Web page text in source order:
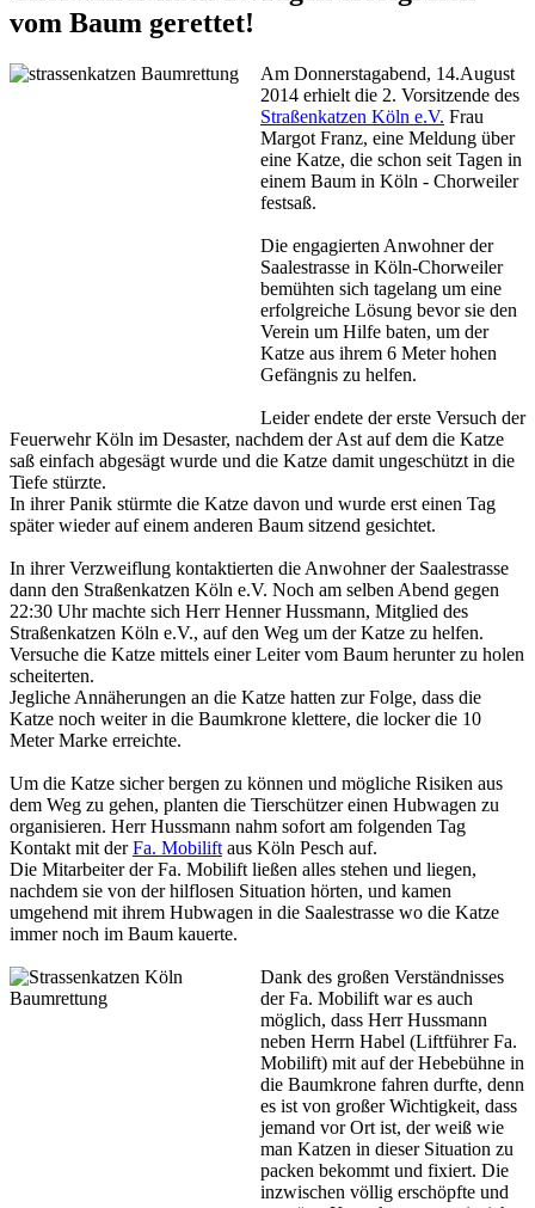
vom Baum gerettet!
Am Donnerstagabend, 14.August
2014 erhielt die 2. Vorsitzende des
Straßenkatzen Köln e.V. Frau
Margot Franz, eine Meldung über
eine Katze, die schon seit Tagen in
einem Baum in Köln - Chorweiler
festsaß.
Die engagierten Anwohner der
Saalestrasse in Köln-Chorweiler
bemühten sich tagelang um eine
erfolgreiche Lösung bevor sie den
Verein um Hilfe baten, um der
Katze aus ihrem 6 Meter hohen
Gefängnis zu helfen.
Leider endete der erste Versuch der
Feuerwehr Köln im Desaster, nachdem der Ast auf dem die Katze
saß einfach abgesägt wurde und die Katze damit ungeschützt in die
Tiefe stürzte.
In ihrer Panik stürmte die Katze davon und wurde erst einen Tag
später wieder auf einem anderen Baum sitzend gesichtet.
In ihrer Verzweiflung kontaktierten die Anwohner der Saalestrasse
dann den Straßenkatzen Köln e.V. Noch am selben Abend gegen
22:30 Uhr machte sich Herr Henner Hussmann, Mitglied des
Straßenkatzen Köln e.V., auf den Weg um der Katze zu helfen.
Versuche die Katze mittels einer Leiter vom Baum herunter zu holen
scheiterten.
Jegliche Annäherungen an die Katze hatten zur Folge, dass die
Katze noch weiter in die Baumkrone klettere, die locker die 10
Meter Marke erreichte.
Um die Katze sicher bergen zu können und mögliche Risiken aus
dem Weg zu gehen, planten die Tierschützer einen Hubwagen zu
organisieren. Herr Hussmann nahm sofort am folgenden Tag
Kontakt mit derFa. Mobilift aus Köln Pesch auf.
Die Mitarbeiter der Fa. Mobilift ließen alles stehen und liegen,
nachdem sie von der hilflosen Situation hörten, und kamen
umgehend mit ihrem Hubwagen in die Saalestrasse wo die Katze
immer noch im Baum kauerte.
Dank des großen Verständnisses
der Fa. Mobilift war es auch
möglich, dass Herr Hussmann
neben Herrn Habel (Liftführer Fa.
Mobilift) mit auf der Hebebühne in
die Baumkrone fahren durfte, denn
es ist von großer Wichtigkeit, dass
jemand vor Ort ist, der weiß wie
man Katzen in dieser Situation zu
packen bekommt und fixiert. Die
inzwischen völlig erschöpfte und